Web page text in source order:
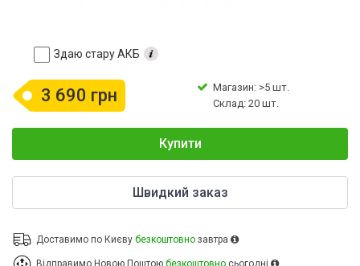
Здаю стару АКБ
3 690 грн
Магазин: >5 шт.
Склад: 20 шт.
Купити
Швидкий заказ
Доставимо по Києву безкоштовно завтра
Відправимо Новою Поштою безкоштовно сьогодні